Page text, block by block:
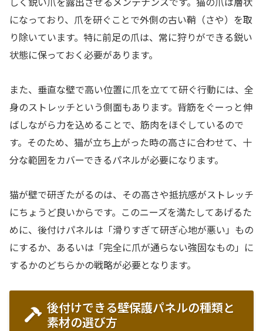
になっており、爪を研ぐことで外側の古い鞘（さや）を取
り除いています。特に前足の爪は、常に狩りができる鋭い
状態に保っておく必要があります。
また、垂直な壁で高い位置に爪を立てて研ぐ行動には、全
身のストレッチという側面もあります。背筋をぐーっと伸
ばしながら力を込めることで、筋肉をほぐしているので
す。そのため、猫が立ち上がった時の高さに合わせて、十
分な範囲をカバーできるパネルが必要になります。
猫が壁で研ぎたがるのは、その高さや抵抗感がストレッチ
にちょうど良いからです。このニーズを満たしてあげるた
めに、後付けパネルは「滑りすぎて研ぎ心地が悪い」もの
にするか、あるいは「完全に爪が通らない強固なもの」に
するかのどちらかの戦略が必要となります。
後付けできる壁保護パネルの種類と
素材の選び方